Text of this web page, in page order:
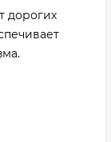
дорогих